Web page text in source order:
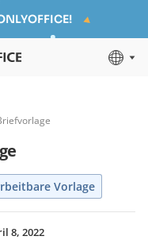
Vorlage
8, 2022